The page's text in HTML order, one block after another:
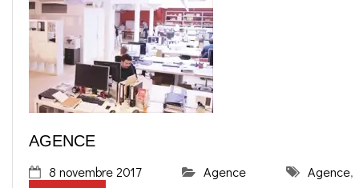
AGENCE
8 novembre 2017 Agence Agence,